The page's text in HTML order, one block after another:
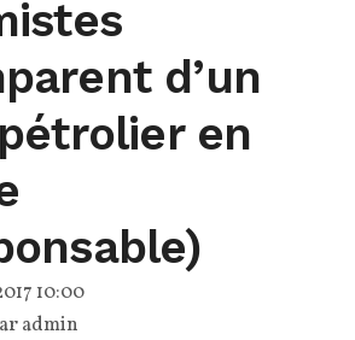
d’un
en
10:00
admin